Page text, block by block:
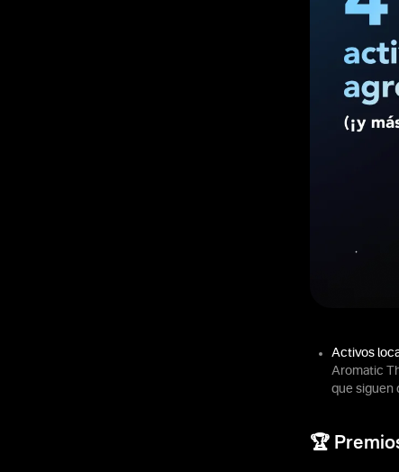
Activos
Aromatic
que siguen
🏆